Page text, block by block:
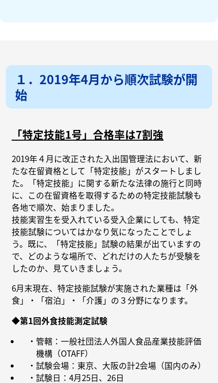
１．2019年4月から順次試験が開
始
「特定技能1号」合格率は7割強
2019年４月に改正された入出国管理法において、新
たな在留資格として「特定技能」がスタートしまし
た。「特定技能」に関する新たな法律の施行と同時
に、この在留資格を取得するための特定技能試験も
各地で順次、始まりました。
技能実習生を受入れている受入企業にしても、特定
技能試験についてはかなり気になったことでしょ
う。既に、「特定技能」試験の結果が出ていますの
で、どのような場所で、どれだけの人たちが受験を
したのか、見ていきましょう。
6月末現在、特定技能試験が実施された業種は「外
食」・「宿泊」・「介護」の３分野になります。
◆第1回外食技能測定試験
・管轄：一般社団法人外国人食品産業技能評価
機構（OTAFF）
・試験会場：東京、大阪の計2会場（国内のみ）
・試験日：4月25日、26日